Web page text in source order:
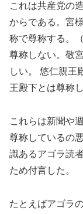
これは共産党の
からである。宮
称で尊称する。
尊称しない。敬
しい。 悠仁親王
王殿下とは尊称
これらは新聞や
尊称しているの
識あるアゴラ読
ため付言した。
たとえばアゴラ